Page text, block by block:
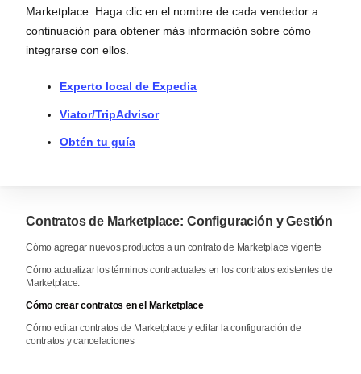
Marketplace. Haga clic en el nombre de cada vendedor a
continuación para obtener más información sobre cómo
integrarse con ellos.
Experto local de Expedia
Viator/TripAdvisor
Obtén tu guía
Contratos de Marketplace: Configuración y Gestión
Cómo agregar nuevos productos a un contrato de Marketplace vigente
Cómo actualizar los términos contractuales en los contratos existentes de
Marketplace.
Cómo crear contratos en el Marketplace
Cómo editar contratos de Marketplace y editar la configuración de
contratos y cancelaciones